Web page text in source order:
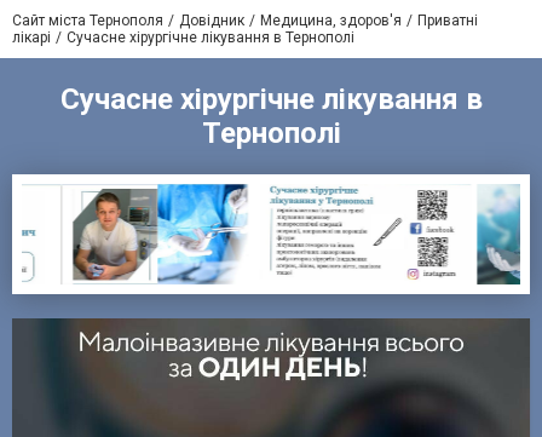
Сайт міста Тернополя Довідник Медицина, здоров'я
Приватні
лікарі
Сучасне хірургічне лікування в Тернополі
Сучасне хірургічне лікування в
Тернополі